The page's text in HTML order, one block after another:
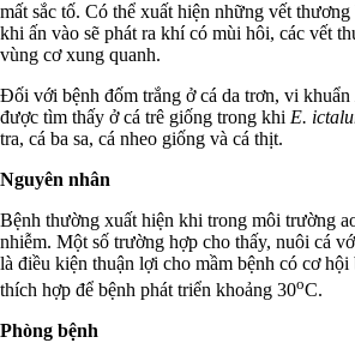
mất sắc tố. Có thể xuất hiện những vết
khi ấn vào sẽ phát ra khí có mùi hôi, các vết
vùng cơ xung quanh.
Đối với bệnh đốm trắng ở cá da trơn, vi khuẩn
được tìm thấy ở cá trê giống trong khi E.
tra, cá ba sa, cá nheo giống và cá thịt.
Nguyên nhân
Bệnh thường xuất hiện khi trong môi trường
nhiễm. Một số trường hợp cho thấy, nuôi cá
là điều kiện thuận lợi cho mầm bệnh có cơ
thích hợp để bệnh phát triển khoảng 30oC.
Phòng bệnh